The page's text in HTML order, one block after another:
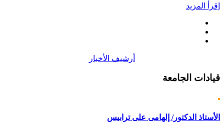
إقرأ المزيد
أرشيف الأخبار
قيادات الجامعة
الأستاذ الدكتور/ إلهامى على ترابيس